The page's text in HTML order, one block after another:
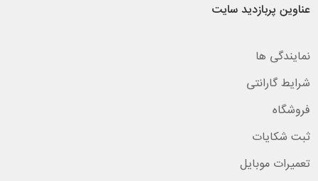
عناوین پربازدید سایت
نمایندگی ها
شرایط گارانتی
فروشگاه
ثبت شکایات
تعمیرات موبایل